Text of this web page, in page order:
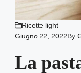
Ricette light
Giugno 22, 2022By
La